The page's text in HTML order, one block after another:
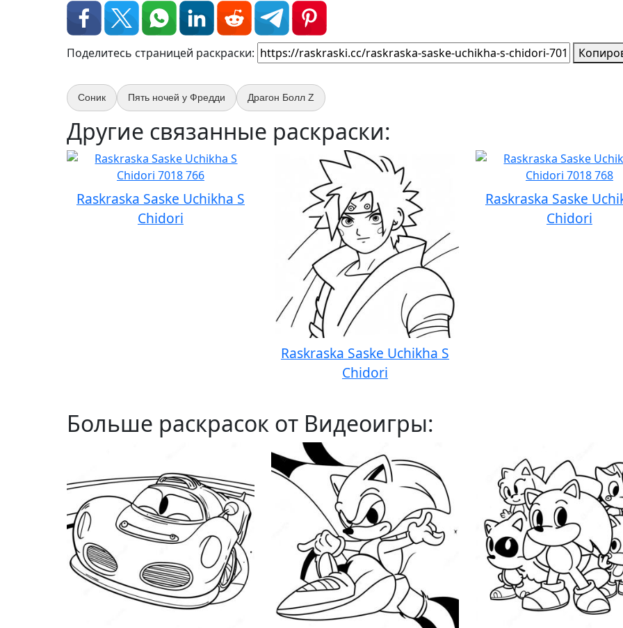
Поделитесь страницей раскраски:
Соник Пять ночей у Фредди Драгон Болл Z
Другие связанные раскраски:
Raskraska Saske Uchikha S
Chidori
Raskraska Saske Uchikha S
Chidori
Raskraska Saske
Chidori
Больше раскрасок от Видеоигры: